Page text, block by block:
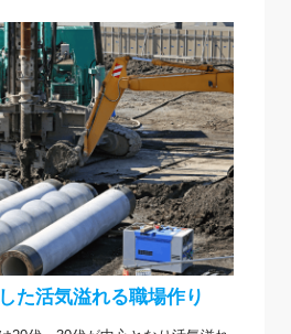
た活気溢れる職場作り